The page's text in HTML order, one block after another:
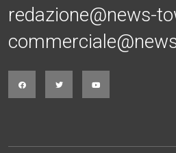
redazione@news-